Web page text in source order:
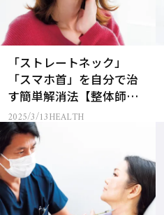
「ストレートネック」
「スマホ首」を自分で治
す簡単解消法【整体師に
聞きました】
2025/3/13HEALTH